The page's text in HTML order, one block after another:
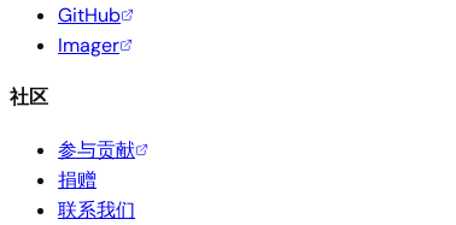
GitHub
Imager
社区
参与贡献
捐赠
联系我们